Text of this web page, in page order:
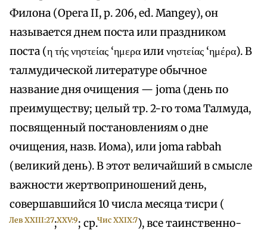
Филона (Орега II, р. 206, ed. Mangey), он
называется днем поста или праздником
поста (η τής νηστείας ‘ημερα или νηστείας ‘ημέρα). В
талмудической литературе обычное
название дня очищения — joma (день по
преимуществу; целый тр. 2-го тома Талмуда,
посвященный постановлениям о дне
очищения, назв. Иома), или joma rabbah
(великий день). В этот величайший в смысле
важности жертвоприношений день,
совершавшийся 10 числа месяца тисри (
Лев XXIII:27;XXV:9; ср.Чис XXIX:7), все таинственно-